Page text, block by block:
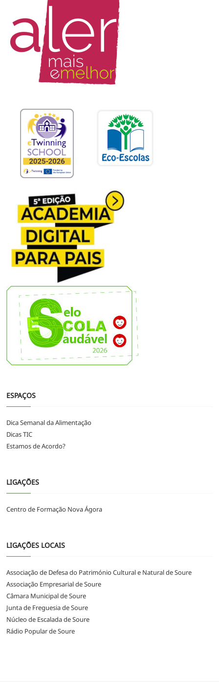
ESPAÇOS
Dica Semanal da Alimentação
Dicas TIC
Estamos de Acordo?
LIGAÇÕES
Centro de Formação Nova Ágora
LIGAÇÕES LOCAIS
Associação de Defesa do Património Cultural e Natural de Soure
Associação Empresarial de Soure
Câmara Municipal de Soure
Junta de Freguesia de Soure
Núcleo de Escalada de Soure
Rádio Popular de Soure